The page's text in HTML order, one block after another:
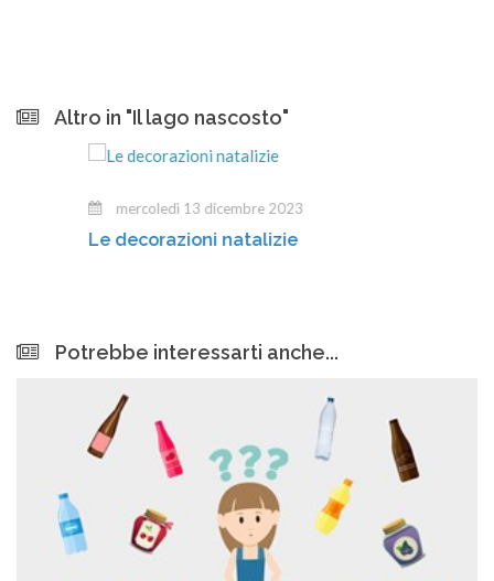
Altro in "Il lago nascosto"
mercoledì 13 dicembre 2023
Le decorazioni natalizie
Potrebbe interessarti anche...